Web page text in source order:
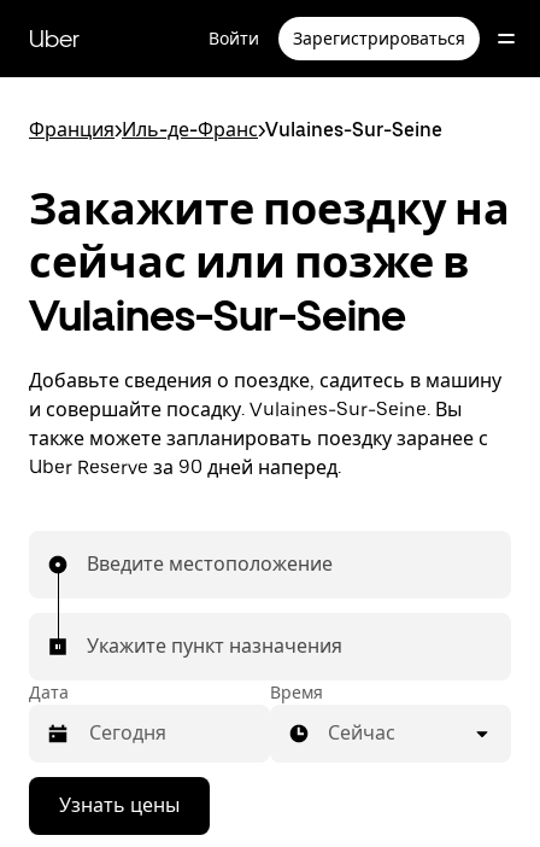
перейти
к
Uber Войти Зарегистрироваться
Франция>Иль-де-Франс>Vulaines-Sur-Seine
Закажите поездку на
сейчас или позже в
Vulaines-Sur-Seine
Добавьте сведения о поездке, садитесь в машину
и совершайте посадку. Vulaines-Sur-Seine. Вы
также можете запланировать поездку заранее с
Uber Reserve за 90 дней наперед.
Введите местоположение
Укажите пункт назначения
Дата
Нажмите
стрелку
вниз,
Время
Сейчас
Узнать цены